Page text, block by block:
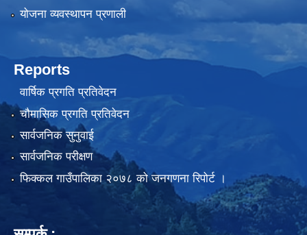
योजना व्यवस्थापन प्रणाली
Reports
वार्षिक प्रगति प्रतिवेदन
चौमासिक प्रगति प्रतिवेदन
सार्वजनिक सुनुवाई
सार्वजनिक परीक्षण
फिक्कल गाउँपालिका २०७८ को जनगणना रिपोर्ट ।